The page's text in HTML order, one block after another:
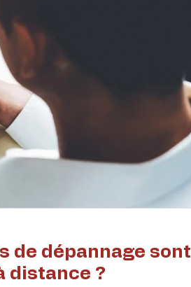
de dépannage sont
distance ?